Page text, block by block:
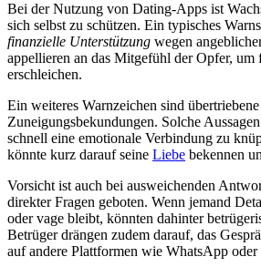
Bei der Nutzung von Dating-Apps ist
sich selbst zu schützen. Ein typisches
finanzielle Unterstützung wegen
appellieren an das Mitgefühl der Opfer,
erschleichen.
Ein weiteres Warnzeichen sind
Zuneigungsbekundungen. Solche
schnell eine emotionale Verbindung zu
könnte kurz darauf seine Liebe bekennen
Vorsicht ist auch bei ausweichenden
direkter Fragen geboten. Wenn jemand
oder vage bleibt, könnten dahinter
Betrüger drängen zudem darauf, das
auf andere Plattformen wie WhatsApp